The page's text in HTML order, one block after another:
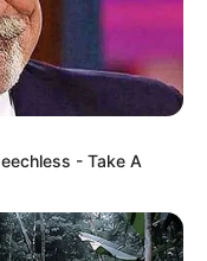
sowohl in den
und Randgebieten
Alb
Burgen
der zwischen
- Take A